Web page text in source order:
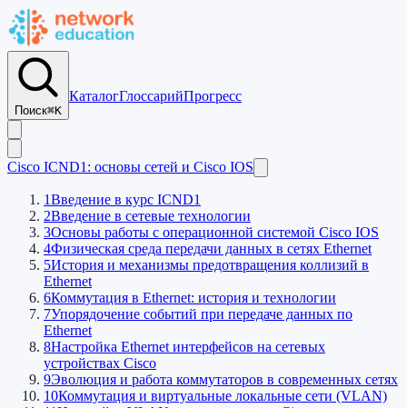
Поиск⌘K
КаталогГлоссарийПрогресс
Cisco ICND1: основы сетей и Cisco IOS
1Введение в курс ICND1
2Введение в сетевые технологии
3Основы работы с операционной системой Cisco IOS
4Физическая среда передачи данных в сетях Ethernet
5История и механизмы предотвращения коллизий в
Ethernet
6Коммутация в Ethernet: история и технологии
7Упорядочение событий при передаче данных по
Ethernet
8Настройка Ethernet интерфейсов на сетевых
устройствах Cisco
9Эволюция и работа коммутаторов в современных сетях
10Коммутация и виртуальные локальные сети (VLAN)